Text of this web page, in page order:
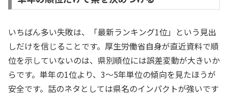
いちばん多い失敗は、「最新ランキング1位」という見出
しだけを信じることです。厚生労働省自身が直近資料で順
位を示していないのは、県別順位には誤差変動が大きいか
らです。単年の1位より、3〜5年単位の傾向を見たほうが
安全です。話のネタとしては県名のインパクトが強いです